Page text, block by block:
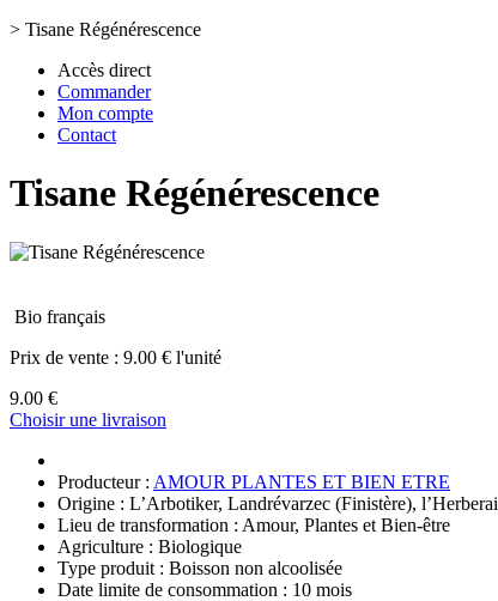
> Tisane Régénérescence
Accès direct
Commander
Mon compte
Contact
Tisane Régénérescence
Bio français
Prix de vente : 9.00 € l'unité
9.00 €
Choisir une livraison
Producteur : AMOUR PLANTES ET BIEN ETRE
Origine : L’Arbotiker, Landrévarzec (Finistère),
Lieu de transformation : Amour, Plantes et Bien-être
Agriculture : Biologique
Type produit : Boisson non alcoolisée
Date limite de consommation : 10 mois